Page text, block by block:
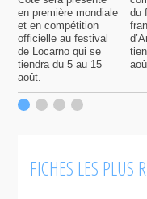
en première mondiale
et en compétition
officielle au festival
de Locarno qui se
tiendra du 5 au 15
août.
du
FICHES LES PLUS